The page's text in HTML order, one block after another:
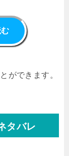
ができます。
タバレ